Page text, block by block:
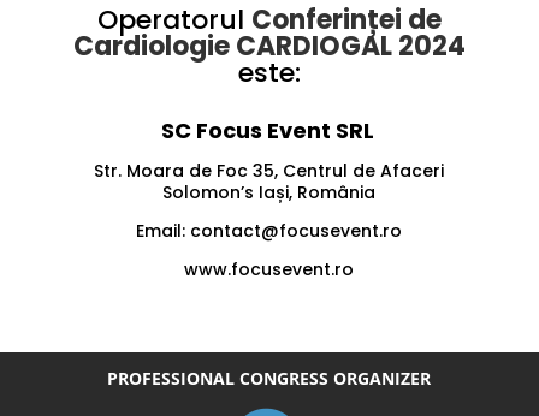
Operatorul Conferinței de
Cardiologie CARDIOGAL 2024
este:
SC Focus Event SRL
Str. Moara de Foc 35, Centrul de Afaceri
Solomon’s Iași, România
Email: contact@focusevent.ro
www.focusevent.ro
PROFESSIONAL CONGRESS ORGANIZER